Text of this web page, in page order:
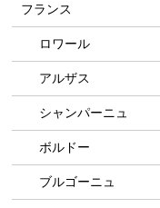
フランス
ロワール
アルザス
シャンパーニュ
ボルドー
ブルゴーニュ